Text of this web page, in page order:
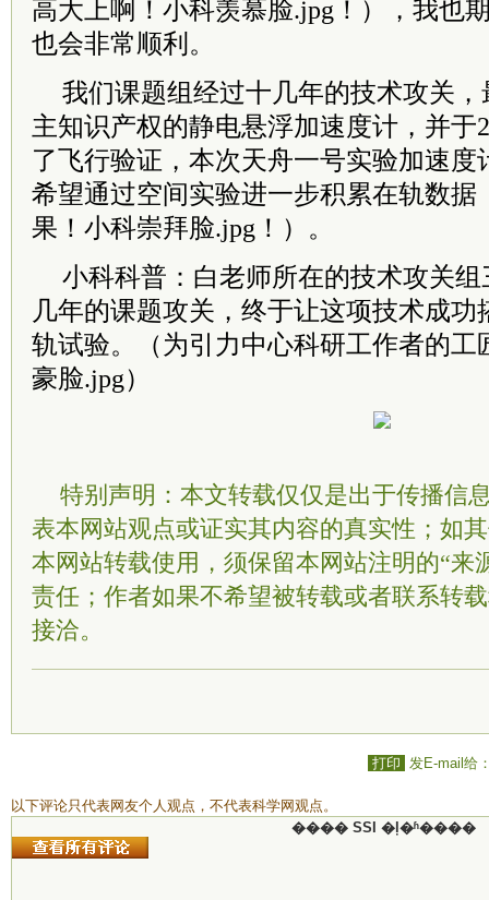
高大上啊！小科羡慕脸.jpg！），我也
也会非常顺利。
我们课题组经过十几年的技术攻关
主知识产权的静电悬浮加速度计，并于
了飞行验证，本次天舟一号实验加速度
希望通过空间实验进一步积累在轨数据
果！小科崇拜脸.jpg！）。
小科科普：白老师所在的技术攻关
几年的课题攻关，终于让这项技术成功
轨试验。（为引力中心科研工作者的工
豪脸.jpg）
特别声明：本文转载仅仅是出于传播信
表本网站观点或证实其内容的真实性；如
本网站转载使用，须保留本网站注明的“来
责任；作者如果不希望被转载或者联系转
接洽。
打印 发E-mail给
以下评论只代表网友个人观点，不代表科学网观点。
���� SSI �ļ�ʱ����